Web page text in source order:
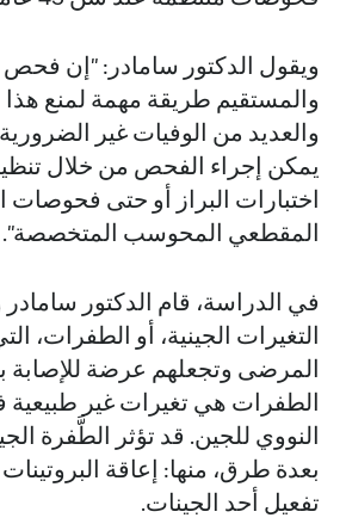
ويقول الدكتور سامادر: "إن
والمستقيم طريقة مهمة لمنع
والعديد من الوفيات غير
يمكن إجراء الفحص من خلال
اختبارات البراز أو حتى فحوصات
المقطعي المحوسب المتخصصة".
في الدراسة، قام الدكتور
التغيرات الجينية، أو الطفرات،
المرضى وتجعلهم عرضة للإصابة
الطفرات هي تغيرات غير
النووي للجين. قد تؤثر الطَّفرة
بعدة طرق، منها: إعاقة
تفعيل أحد الجينات.